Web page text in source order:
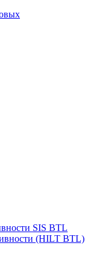
SIS BTL
(HILT BTL)